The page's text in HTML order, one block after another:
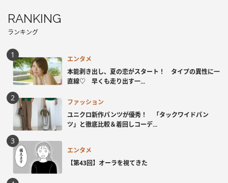
RANKING
ランキング
エンタメ
本能剥き出し、夏の恋がスタート！ タイプの異性に一
直線♡ 早くも走り出す一...
ファッション
ユニクロ新作パンツが優秀！ 「タックワイドパン
ツ」と徹底比較＆着回しコーデ...
エンタメ
【第43回】オーラを視てきた